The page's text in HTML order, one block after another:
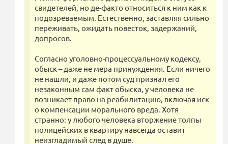
свидетелей, но де-факто относиться к ним как к
подозреваемым. Естественно, заставляя сильно
переживать, ожидать повесток, задержаний,
допросов.
Согласно уголовно-процессуальному кодексу,
обыск – даже не мера принуждения. Если ничего
не нашли, и даже потом суд признал его
незаконным сам факт обыска, у человека не
возникает право на реабилитацию, включая иск
о компенсации морального вреда. Хотя
странно: у любого человека вторжение толпы
полицейских в квартиру навсегда оставит
неизгладимый след в душе.